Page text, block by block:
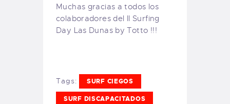
Muchas gracias a todos los
colaboradores del II Surfing
Day Las Dunas by Totto !!!
Tags: SURF CIEGOS
SURF DISCAPACITADOS